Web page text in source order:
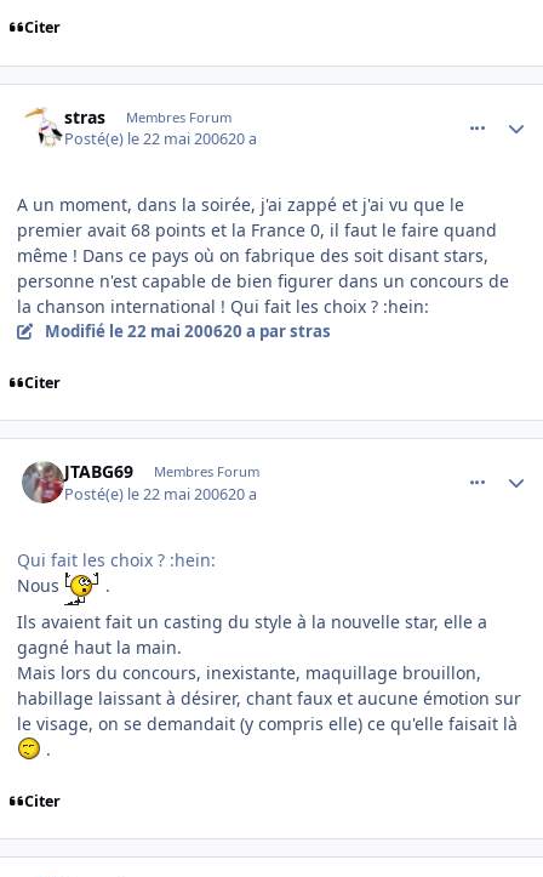
Citer
stras Membres Forum
Posté(e) le 22 mai 200620 a
A un moment, dans la soirée, j'ai zappé et j'ai vu que le
premier avait 68 points et la France 0, il faut le faire quand
même ! Dans ce pays où on fabrique des soit disant stars,
personne n'est capable de bien figurer dans un concours de
la chanson international ! Qui fait les choix ? :hein:
Modifié le 22 mai 200620 a par stras
Citer
JTABG69 Membres Forum
Posté(e) le 22 mai 200620 a
Qui fait les choix ? :hein:
Nous
.
Ils avaient fait un casting du style à la nouvelle star, elle a
gagné haut la main.
Mais lors du concours, inexistante, maquillage brouillon,
habillage laissant à désirer, chant faux et aucune émotion sur
le visage, on se demandait (y compris elle) ce qu'elle faisait là
.
Citer